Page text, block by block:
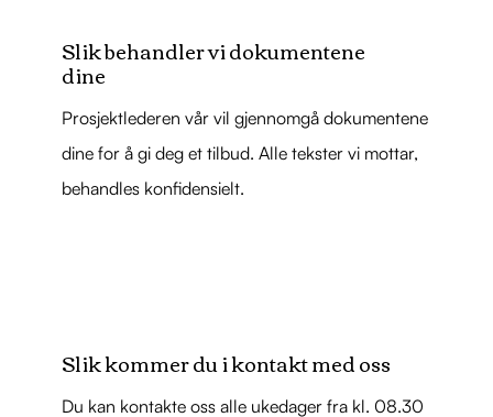
Slik behandler vi dokumentene
dine
Prosjektlederen vår vil gjennomgå dokumentene
dine for å gi deg et tilbud. Alle tekster vi mottar,
behandles konfidensielt.
Slik kommer du i kontakt med oss
Du kan kontakte oss alle ukedager fra kl. 08.30